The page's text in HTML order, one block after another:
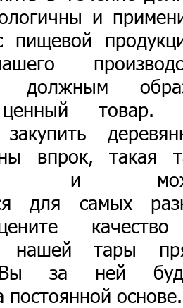
и
ценный
впрок, такая
и
для самых
нашей тары
за ней
постоянной основе.